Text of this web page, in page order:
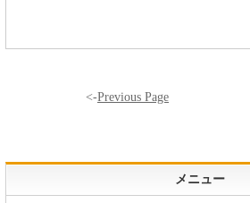
<-Previous Page
メニュー